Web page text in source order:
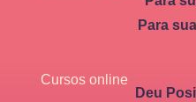
Para
Cursos online
Deu